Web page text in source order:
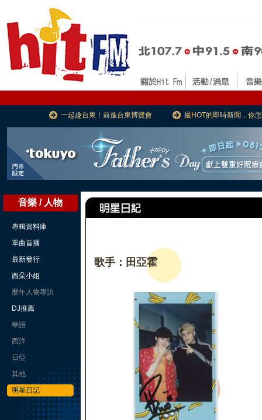
一起趣台東！前進台東博覽會 最HOT的即時新聞，你
音樂 / 人物
專輯資料庫
單曲首播
最新發行
西朵小姐
歷年人物專訪
DJ推薦
華語
西洋
日亞
其他
明星日記
歌手：田亞霍